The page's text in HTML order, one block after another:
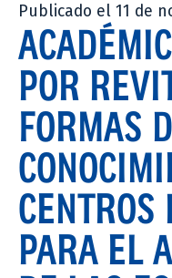
Publicado el 11 de
POR
FORMAS
CENTROS
PARA EL